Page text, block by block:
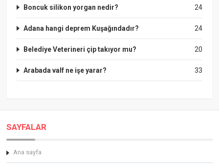
24
Boncuk silikon yorgan nedir?
24
Adana hangi deprem Kuşağındadır?
20
Belediye Veterineri çip takıyor mu?
33
Arabada valf ne işe yarar?
SAYFALAR
Ana sayfa